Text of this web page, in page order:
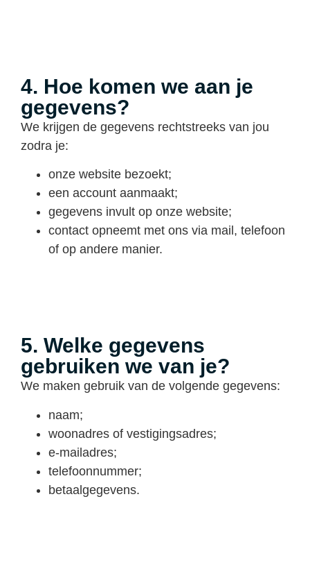
4. Hoe komen we aan je
gegevens?
We krijgen de gegevens rechtstreeks van jou
zodra je:
onze website bezoekt;
een account aanmaakt;
gegevens invult op onze website;
contact opneemt met ons via mail, telefoon
of op andere manier.
5. Welke gegevens
gebruiken we van je?
We maken gebruik van de volgende gegevens:
naam;
woonadres of vestigingsadres;
e-mailadres;
telefoonnummer;
betaalgegevens.